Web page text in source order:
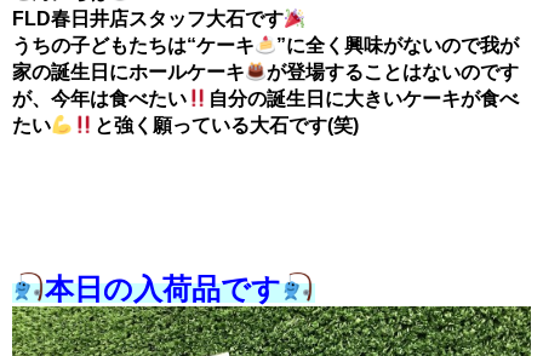
FLD春日井店スタッフ大石です
うちの子どもたちは“ケーキ
”に全く興味がないので我が
家の誕生日にホールケーキ
が登場することはないのです
が、今年は食べたい
自分の誕生日に大きいケーキが食べ
たい
と強く願っている大石です(笑)
本日の入荷品です